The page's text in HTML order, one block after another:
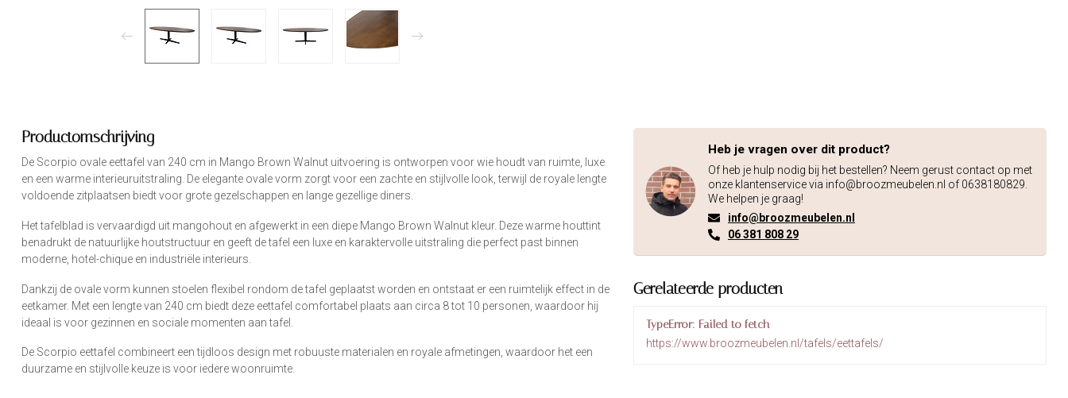
Productomschrijving
De Scorpio ovale eettafel van 240 cm in Mango Brown Walnut uitvoering is ontworpen voor wie houdt van ruimte, luxe
en een warme interieuruitstraling. De elegante ovale vorm zorgt voor een zachte en stijlvolle look, terwijl de royale lengte
voldoende zitplaatsen biedt voor grote gezelschappen en lange gezellige diners.
Het tafelblad is vervaardigd uit mangohout en afgewerkt in een diepe Mango Brown Walnut kleur. Deze warme houttint
benadrukt de natuurlijke houtstructuur en geeft de tafel een luxe en karaktervolle uitstraling die perfect past binnen
moderne, hotel-chique en industriële interieurs.
Dankzij de ovale vorm kunnen stoelen flexibel rondom de tafel geplaatst worden en ontstaat er een ruimtelijk effect in de
eetkamer. Met een lengte van 240 cm biedt deze eettafel comfortabel plaats aan circa 8 tot 10 personen, waardoor hij
ideaal is voor gezinnen en sociale momenten aan tafel.
De Scorpio eettafel combineert een tijdloos design met robuuste materialen en royale afmetingen, waardoor het een
duurzame en stijlvolle keuze is voor iedere woonruimte.
Heb je vragen over dit product?
Of heb je hulp nodig bij het bestellen? Neem gerust contact op met
onze klantenservice via info@broozmeubelen.nl of 0638180829.
We helpen je graag!
info@broozmeubelen.nl
06 381 808 29
Gerelateerde producten
TypeError: Failed to fetch
https://www.broozmeubelen.nl/tafels/eettafels/